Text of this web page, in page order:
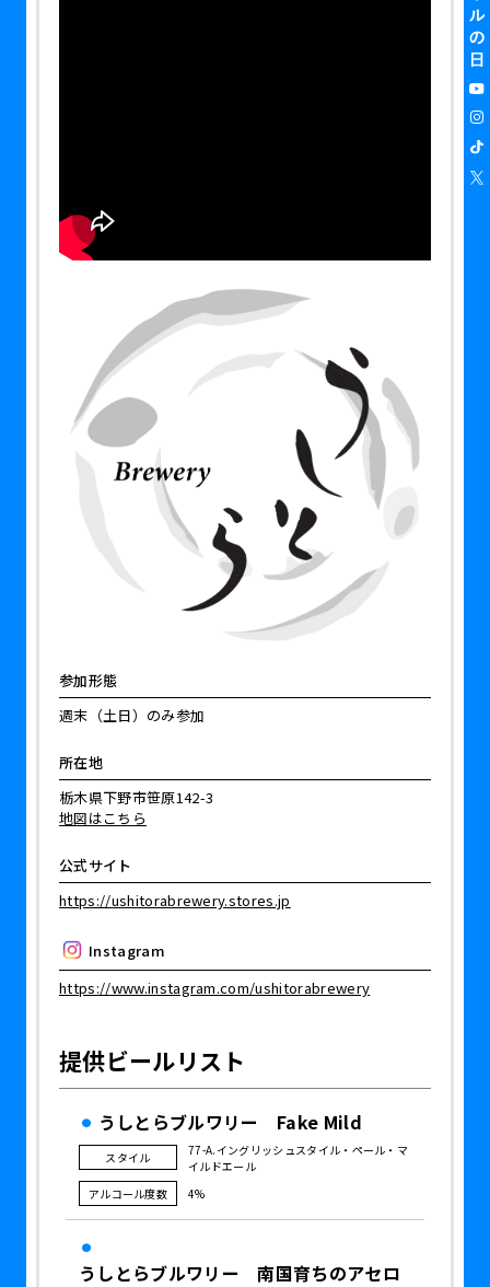
参加形態
週末（土日）のみ参加
所在地
栃木県下野市笹原142-3
地図はこちら
公式サイト
https://ushitorabrewery.stores.jp
Instagram
https://www.instagram.com/ushitorabrewery
提供ビールリスト
うしとらブルワリー Fake Mild
スタイル
77-A.イングリッシュスタイル・ペール・マ
イルドエール
アルコール度数
4%
うしとらブルワリー 南国育ちのアセロ